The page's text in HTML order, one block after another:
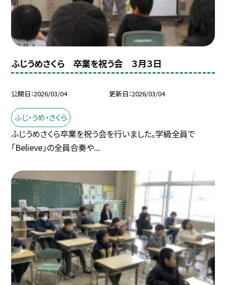
ふじうめさくら 卒業を祝う会 ３月３日
公開日 2026/03/04 更新日 2026/03/04
ふじ・うめ・さくら
ふじうめさくら卒業を祝う会を行いました。学級全員で
「Believe」の全員合奏や...